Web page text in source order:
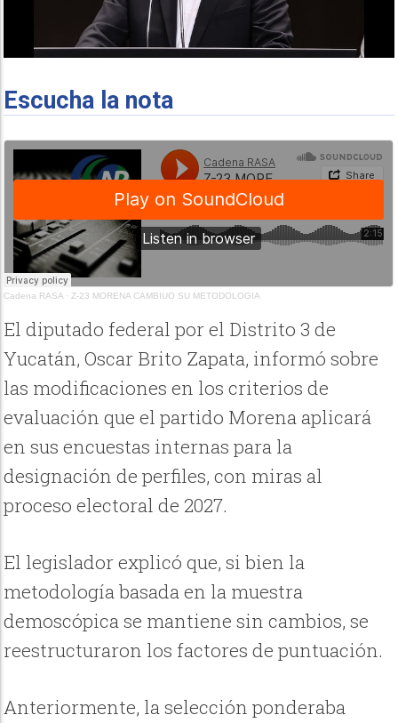
Escucha la nota
Cadena RASA · Z-23 MORENA CAMBIUO SU METODOLOGIA
El diputado federal por el Distrito 3 de
Yucatán, Oscar Brito Zapata, informó sobre
las modificaciones en los criterios de
evaluación que el partido Morena aplicará
en sus encuestas internas para la
designación de perfiles, con miras al
proceso electoral de 2027.
El legislador explicó que, si bien la
metodología basada en la muestra
demoscópica se mantiene sin cambios, se
reestructuraron los factores de puntuación.
Anteriormente, la selección ponderaba